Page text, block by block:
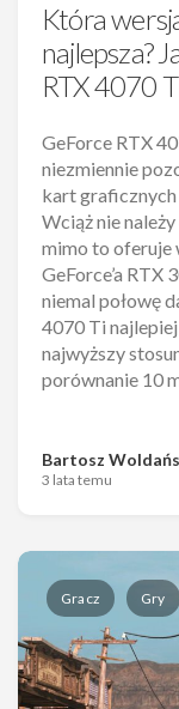
Która
najlepsza?
RTX 4070
GeForce RTX
niezmiennie
kart
Wciąż nie
mimo to oferuje
GeForce’a RTX
niemal połowę
4070 Ti
najwyższy
porównanie 10
Bartosz
3 lata temu
Gracz Gry